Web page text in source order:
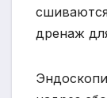
дренаж